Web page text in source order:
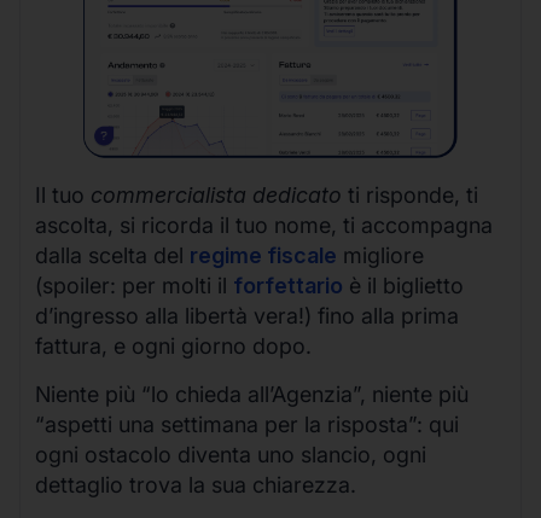
Il tuo commercialista dedicato ti risponde, ti
ascolta, si ricorda il tuo nome, ti accompagna
dalla scelta del regime fiscale migliore
(spoiler: per molti il forfettario è il biglietto
d’ingresso alla libertà vera!) fino alla prima
fattura, e ogni giorno dopo.
Niente più “lo chieda all’Agenzia”, niente più
“aspetti una settimana per la risposta”: qui
ogni ostacolo diventa uno slancio, ogni
dettaglio trova la sua chiarezza.